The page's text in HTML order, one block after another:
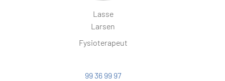
Lasse
Larsen
Fysioterapeut
99 36 99 97